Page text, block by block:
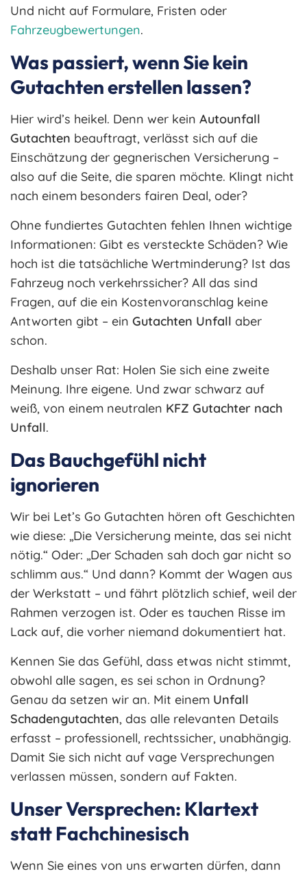
Und nicht auf Formulare, Fristen oder
Fahrzeugbewertungen.
Was passiert, wenn Sie kein
Gutachten erstellen lassen?
Hier wird’s heikel. Denn wer kein Autounfall
Gutachten beauftragt, verlässt sich auf die
Einschätzung der gegnerischen Versicherung –
also auf die Seite, die sparen möchte. Klingt nicht
nach einem besonders fairen Deal, oder?
Ohne fundiertes Gutachten fehlen Ihnen wichtige
Informationen: Gibt es versteckte Schäden? Wie
hoch ist die tatsächliche Wertminderung? Ist das
Fahrzeug noch verkehrssicher? All das sind
Fragen, auf die ein Kostenvoranschlag keine
Antworten gibt – ein Gutachten Unfall aber
schon.
Deshalb unser Rat: Holen Sie sich eine zweite
Meinung. Ihre eigene. Und zwar schwarz auf
weiß, von einem neutralen KFZ Gutachter nach
Unfall.
Das Bauchgefühl nicht
ignorieren
Wir bei Let’s Go Gutachten hören oft Geschichten
wie diese: „Die Versicherung meinte, das sei nicht
nötig.“ Oder: „Der Schaden sah doch gar nicht so
schlimm aus.“ Und dann? Kommt der Wagen aus
der Werkstatt – und fährt plötzlich schief, weil der
Rahmen verzogen ist. Oder es tauchen Risse im
Lack auf, die vorher niemand dokumentiert hat.
Kennen Sie das Gefühl, dass etwas nicht stimmt,
obwohl alle sagen, es sei schon in Ordnung?
Genau da setzen wir an. Mit einem Unfall
Schadengutachten, das alle relevanten Details
erfasst – professionell, rechtssicher, unabhängig.
Damit Sie sich nicht auf vage Versprechungen
verlassen müssen, sondern auf Fakten.
Unser Versprechen: Klartext
statt Fachchinesisch
Wenn Sie eines von uns erwarten dürfen, dann